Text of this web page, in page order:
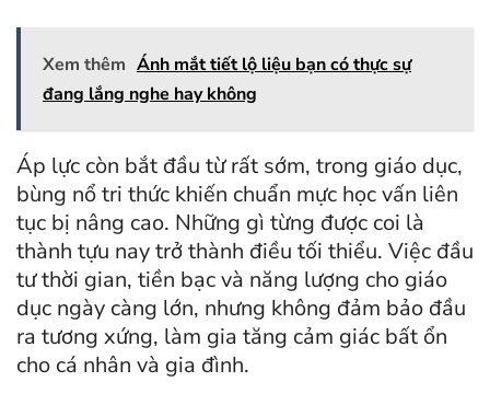
Xem thêm Ánh mắt tiết lộ liệu bạn có thực sự
đang lắng nghe hay không
Áp lực còn bắt đầu từ rất sớm, trong giáo dục,
bùng nổ tri thức khiến chuẩn mực học vấn liên
tục bị nâng cao. Những gì từng được coi là
thành tựu nay trở thành điều tối thiểu. Việc đầu
tư thời gian, tiền bạc và năng lượng cho giáo
dục ngày càng lớn, nhưng không đảm bảo đầu
ra tương xứng, làm gia tăng cảm giác bất ổn
cho cá nhân và gia đình.